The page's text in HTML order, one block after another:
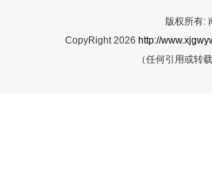
版权所有:
CopyRight 2026 http://
（任何引用或转